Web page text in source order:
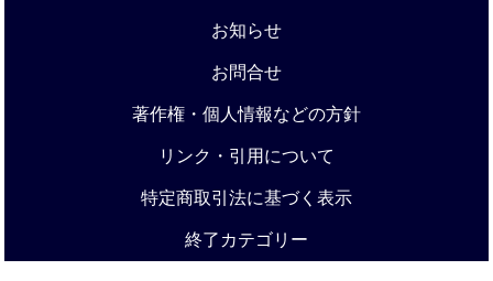
お知らせ
お問合せ
著作権・個人情報などの方針
リンク・引用について
特定商取引法に基づく表示
終了カテゴリー